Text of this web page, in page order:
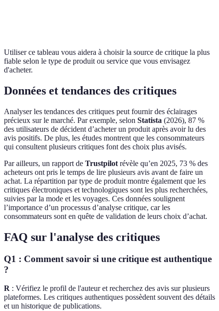
Utiliser ce tableau vous aidera à choisir la source de critique la plus
fiable selon le type de produit ou service que vous envisagez
d'acheter.
Données et tendances des critiques
Analyser les tendances des critiques peut fournir des éclairages
précieux sur le marché. Par exemple, selon Statista (2026), 87 %
des utilisateurs de décident d’acheter un produit après avoir lu des
avis positifs. De plus, les études montrent que les consommateurs
qui consultent plusieurs critiques font des choix plus avisés.
Par ailleurs, un rapport de Trustpilot révèle qu’en 2025, 73 % des
acheteurs ont pris le temps de lire plusieurs avis avant de faire un
achat. La répartition par type de produit montre également que les
critiques électroniques et technologiques sont les plus recherchées,
suivies par la mode et les voyages. Ces données soulignent
l’importance d’un processus d’analyse critique, car les
consommateurs sont en quête de validation de leurs choix d’achat.
FAQ sur l'analyse des critiques
Q1 : Comment savoir si une critique est authentique
?
R : Vérifiez le profil de l'auteur et recherchez des avis sur plusieurs
plateformes. Les critiques authentiques possèdent souvent des détails
et un historique de publications.